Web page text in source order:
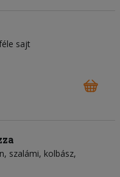
sajt
szalámi kolbász